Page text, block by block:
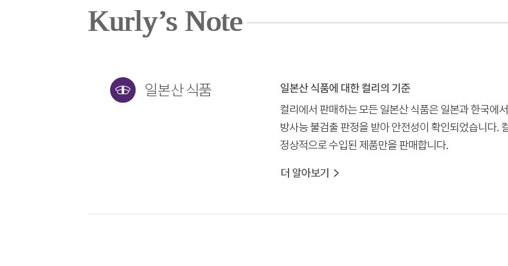
Kurly’s Note